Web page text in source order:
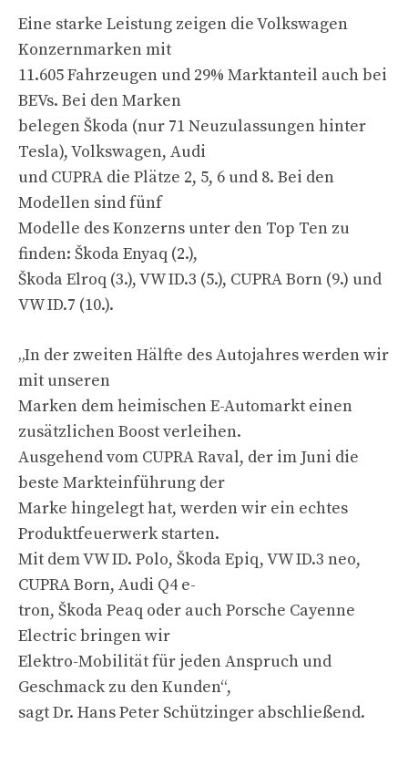
Eine starke Leistung zeigen die Volkswagen
Konzernmarken mit
11.605 Fahrzeugen und 29% Marktanteil auch bei
BEVs. Bei den Marken
belegen Škoda (nur 71 Neuzulassungen hinter
Tesla), Volkswagen, Audi
und CUPRA die Plätze 2, 5, 6 und 8. Bei den
Modellen sind fünf
Modelle des Konzerns unter den Top Ten zu
finden: Škoda Enyaq (2.),
Škoda Elroq (3.), VW ID.3 (5.), CUPRA Born (9.) und
VW ID.7 (10.).
„In der zweiten Hälfte des Autojahres werden wir
mit unseren
Marken dem heimischen E-Automarkt einen
zusätzlichen Boost verleihen.
Ausgehend vom CUPRA Raval, der im Juni die
beste Markteinführung der
Marke hingelegt hat, werden wir ein echtes
Produktfeuerwerk starten.
Mit dem VW ID. Polo, Škoda Epiq, VW ID.3 neo,
CUPRA Born, Audi Q4 e-
tron, Škoda Peaq oder auch Porsche Cayenne
Electric bringen wir
Elektro-Mobilität für jeden Anspruch und
Geschmack zu den Kunden“,
sagt Dr. Hans Peter Schützinger abschließend.